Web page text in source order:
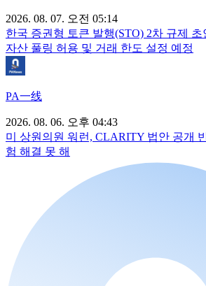
2026. 08. 07. 오전 05:14
한국 증권형 토큰 발행(STO) 2차 규제
자산 풀링 허용 및 거래 한도 설정 예정
PA一线
2026. 08. 06. 오후 04:43
미 상원의원 워런, CLARITY 법안 공개
험 해결 못 해